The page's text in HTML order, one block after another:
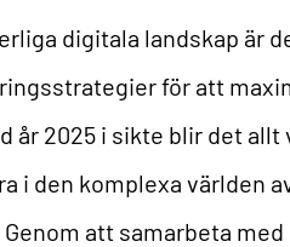
digitala landskap är
för att
år 2025 i sikte blir det
i den komplexa världen
att samarbeta